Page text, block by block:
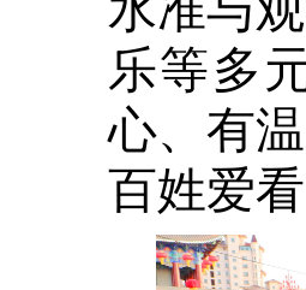
乐等多
心、有
百姓爱